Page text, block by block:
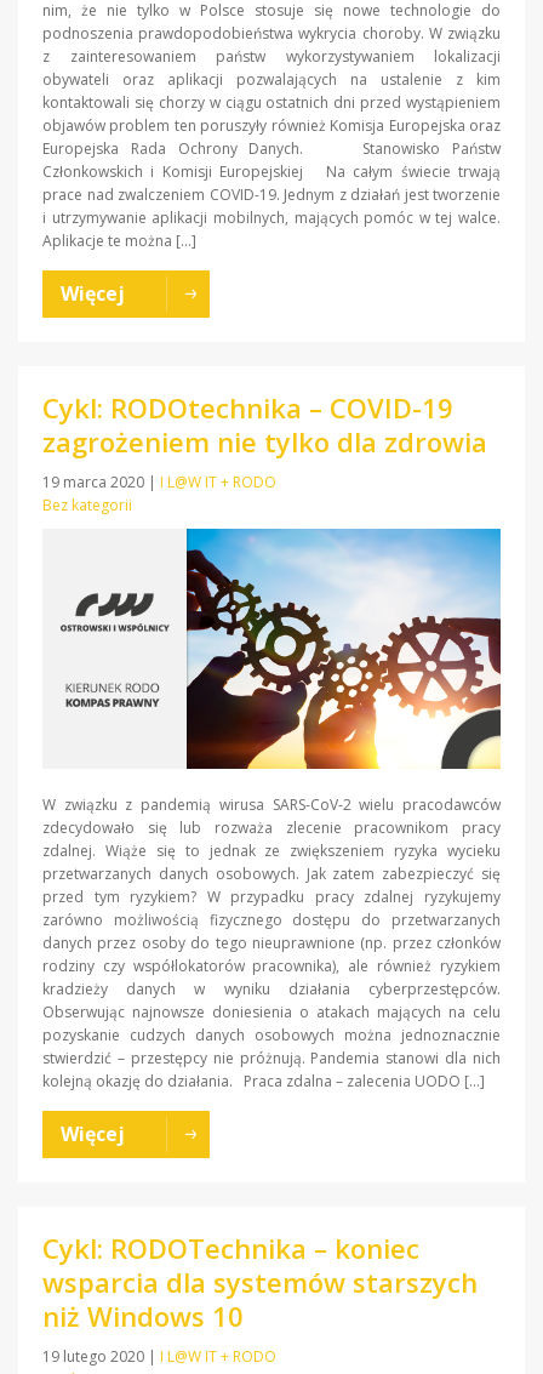
nim, że nie tylko w Polsce stosuje się nowe technologie do
podnoszenia prawdopodobieństwa wykrycia choroby. W związku
z zainteresowaniem państw wykorzystywaniem lokalizacji
obywateli oraz aplikacji pozwalających na ustalenie z kim
kontaktowali się chorzy w ciągu ostatnich dni przed wystąpieniem
objawów problem ten poruszyły również Komisja Europejska oraz
Europejska Rada Ochrony Danych. Stanowisko Państw
Członkowskich i Komisji Europejskiej Na całym świecie trwają
prace nad zwalczeniem COVID-19. Jednym z działań jest tworzenie
i utrzymywanie aplikacji mobilnych, mających pomóc w tej walce.
Aplikacje te można […]
Więcej
Cykl: RODOtechnika – COVID-19
zagrożeniem nie tylko dla zdrowia
19 marca 2020 | I L@W IT + RODO
Bez kategorii
W związku z pandemią wirusa SARS-CoV-2 wielu pracodawców
zdecydowało się lub rozważa zlecenie pracownikom pracy
zdalnej. Wiąże się to jednak ze zwiększeniem ryzyka wycieku
przetwarzanych danych osobowych. Jak zatem zabezpieczyć się
przed tym ryzykiem? W przypadku pracy zdalnej ryzykujemy
zarówno możliwością fizycznego dostępu do przetwarzanych
danych przez osoby do tego nieuprawnione (np. przez członków
rodziny czy współlokatorów pracownika), ale również ryzykiem
kradzieży danych w wyniku działania cyberprzestępców.
Obserwując najnowsze doniesienia o atakach mających na celu
pozyskanie cudzych danych osobowych można jednoznacznie
stwierdzić – przestępcy nie próżnują. Pandemia stanowi dla nich
kolejną okazję do działania. Praca zdalna – zalecenia UODO […]
Więcej
Cykl: RODOTechnika – koniec
wsparcia dla systemów starszych
niż Windows 10
19 lutego 2020 | I L@W IT + RODO